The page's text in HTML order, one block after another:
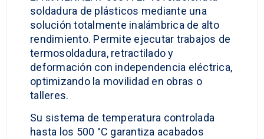
soldadura de plásticos mediante una
solución totalmente inalámbrica de alto
rendimiento. Permite ejecutar trabajos de
termosoldadura, retractilado y
deformación con independencia eléctrica,
optimizando la movilidad en obras o
talleres.
Su sistema de temperatura controlada
hasta los 500 °C garantiza acabados